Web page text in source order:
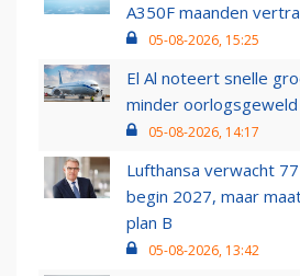
A350F maanden
05-08-2026, 15:25
El Al noteert snelle
minder oorlogsgeweld
05-08-2026, 14:17
Lufthansa verwacht
begin 2027, maar
plan B
05-08-2026, 13:42